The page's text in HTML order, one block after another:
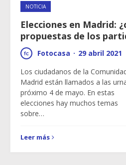
NOTICIA
Elecciones en Madrid:
propuestas de los
Fotocasa · 29 abril 2021
Los ciudadanos de la
Madrid están llamados a las
próximo 4 de mayo. En estas
elecciones hay muchos temas
sobre…
Leer más